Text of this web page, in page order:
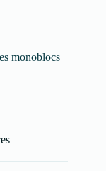
monoblocs